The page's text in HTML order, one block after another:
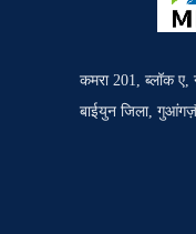
कमरा 201, ब्लॉक ए,
बाईयुन जिला,